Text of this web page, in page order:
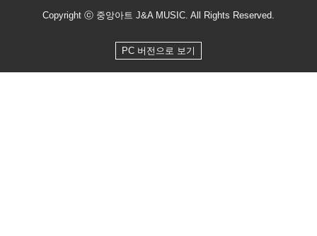
Copyright ⓒ 중앙아트 J&A MUSIC. All Rights Reserved.
PC 버전으로 보기